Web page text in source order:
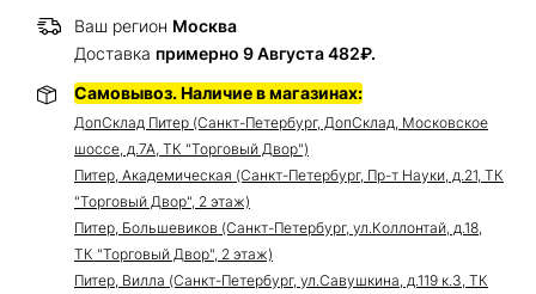
Ваш регион Москва
Доставка примерно 9 Августа 482₽.
Самовывоз. Наличие в магазинах:
ДопСклад Питер (Санкт-Петербург, ДопСклад, Московское
шоссе, д.7А, ТК "Торговый Двор")
Питер, Академическая (Санкт-Петербург, Пр-т Науки, д.21, ТК
"Торговый Двор", 2 этаж)
Питер, Большевиков (Санкт-Петербург, ул.Коллонтай, д.18,
ТК "Торговый Двор", 2 этаж)
Питер, Вилла (Санкт-Петербург, ул.Савушкина, д.119 к.3, ТК